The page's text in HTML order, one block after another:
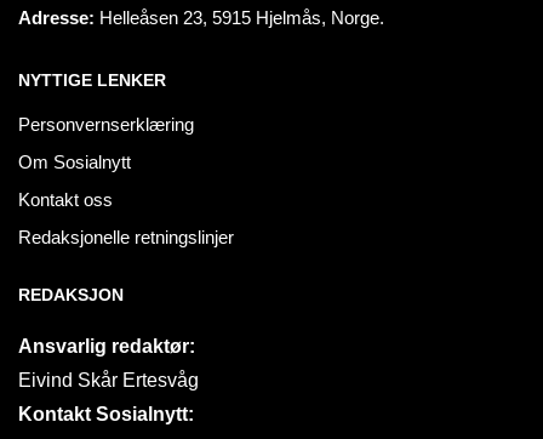
Adresse: Helleåsen 23, 5915 Hjelmås, Norge.
NYTTIGE LENKER
Personvernserklæring
Om Sosialnytt
Kontakt oss
Redaksjonelle retningslinjer
REDAKSJON
Ansvarlig redaktør:
Eivind Skår Ertesvåg
Kontakt Sosialnytt: